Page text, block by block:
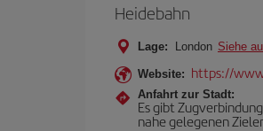
Heidebahn
Lage: London Siehe
Website: https://
Anfahrt zur Stadt:
Es gibt
nahe gelegenen